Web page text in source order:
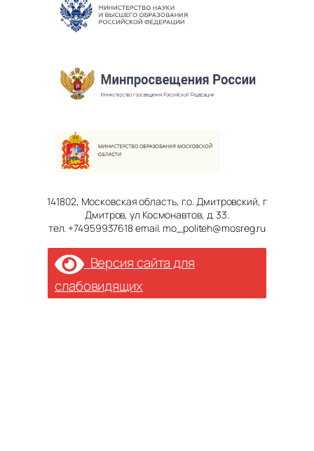
141802, Московская область, г.о. Дмитровский, г
Дмитров, ул Космонавтов, д. 33.
тел. +74959937618 email. mo_politeh@mosreg.ru
Версия сайта для
слабовидящих